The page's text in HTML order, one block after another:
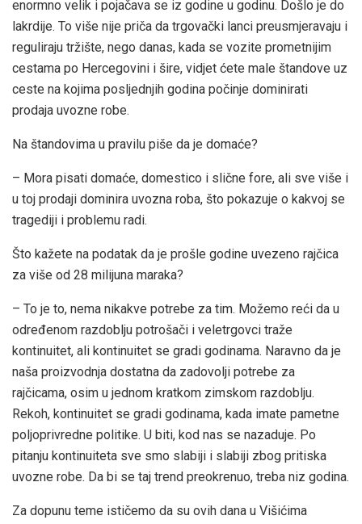
enormno velik i pojačava se iz godine u godinu. Došlo je do
lakrdije. To više nije priča da trgovački lanci preusmjeravaju i
reguliraju tržište, nego danas, kada se vozite prometnijim
cestama po Hercegovini i šire, vidjet ćete male štandove uz
ceste na kojima posljednjih godina počinje dominirati
prodaja uvozne robe.
Na štandovima u pravilu piše da je domaće?
– Mora pisati domaće, domestico i slične fore, ali sve više i
u toj prodaji dominira uvozna roba, što pokazuje o kakvoj se
tragediji i problemu radi.
Što kažete na podatak da je prošle godine uvezeno rajčica
za više od 28 milijuna maraka?
– To je to, nema nikakve potrebe za tim. Možemo reći da u
određenom razdoblju potrošači i veletrgovci traže
kontinuitet, ali kontinuitet se gradi godinama. Naravno da je
naša proizvodnja dostatna da zadovolji potrebe za
rajčicama, osim u jednom kratkom zimskom razdoblju.
Rekoh, kontinuitet se gradi godinama, kada imate pametne
poljoprivredne politike. U biti, kod nas se nazaduje. Po
pitanju kontinuiteta sve smo slabiji i slabiji zbog pritiska
uvozne robe. Da bi se taj trend preokrenuo, treba niz godina.
Za dopunu teme ističemo da su ovih dana u Višićima